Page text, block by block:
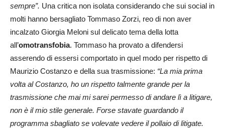
sempre”. Una critica non isolata considerando che sui social in
molti hanno bersagliato Tommaso Zorzi, reo di non aver
incalzato Giorgia Meloni sul delicato tema della lotta
all’omotransfobia. Tommaso ha provato a difendersi
asserendo di essersi comportato in quel modo per rispetto di
Maurizio Costanzo e della sua trasmissione: “La mia prima
volta al Costanzo, ho un rispetto talmente grande per la
trasmissione che mai mi sarei permesso di andare lì a litigare,
non è il mio stile generale. Forse stavate guardando il
programma sbagliato se volevate vedere il pollaio di litigate.